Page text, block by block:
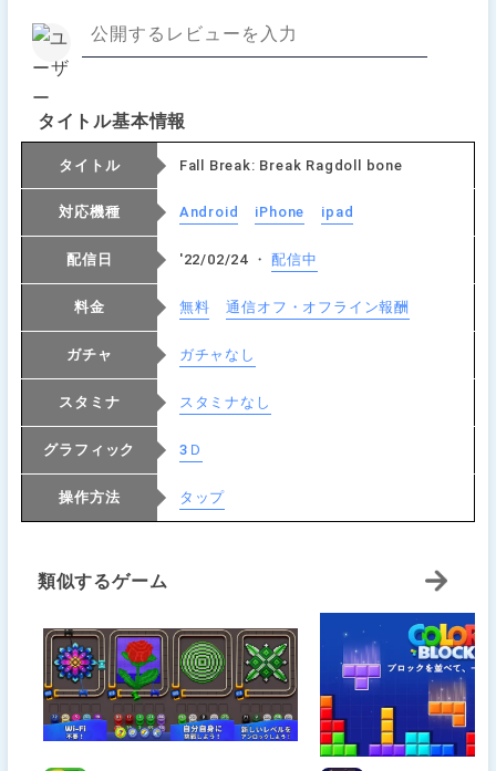
タイトル基本情報
タイトル Fall Break: Break Ragdoll bone
対応機種 Android iPhone ipad
配信日 '22/02/24 ・配信中
料金 無料 通信オフ・オフライン報酬
ガチャ ガチャなし
スタミナ スタミナなし
グラフィック 3Ｄ
操作方法 タップ
類似するゲーム